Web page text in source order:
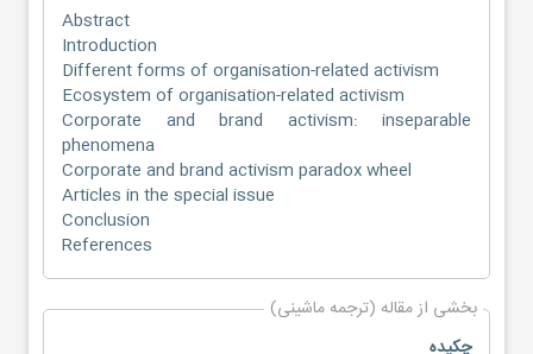
Abstract
Introduction
Different forms of organisation-related activism
Ecosystem of organisation-related activism
Corporate and brand activism: inseparable
phenomena
Corporate and brand activism paradox wheel
Articles in the special issue
Conclusion
References
بخشی از مقاله (ترجمه ماشینی)
چکیده